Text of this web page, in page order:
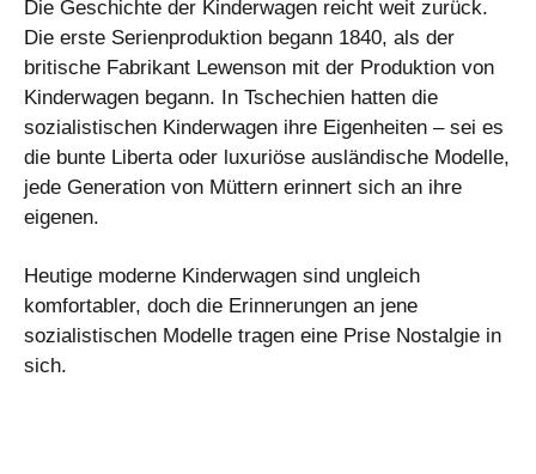
Die Geschichte der Kinderwagen reicht weit zurück.
Die erste Serienproduktion begann 1840, als der
britische Fabrikant Lewenson mit der Produktion von
Kinderwagen begann. In Tschechien hatten die
sozialistischen Kinderwagen ihre Eigenheiten – sei es
die bunte Liberta oder luxuriöse ausländische Modelle,
jede Generation von Müttern erinnert sich an ihre
eigenen.
Heutige moderne Kinderwagen sind ungleich
komfortabler, doch die Erinnerungen an jene
sozialistischen Modelle tragen eine Prise Nostalgie in
sich.